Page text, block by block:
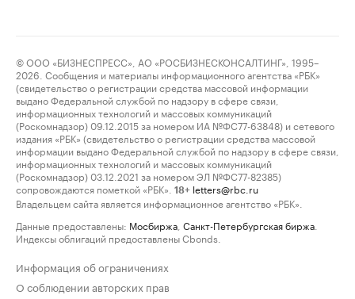
© ООО «БИЗНЕСПРЕСС», АО «РОСБИЗНЕСКОНСАЛТИНГ», 1995–
2026. Сообщения и материалы информационного агентства «РБК»
(свидетельство о регистрации средства массовой информации
выдано Федеральной службой по надзору в сфере связи,
информационных технологий и массовых коммуникаций
(Роскомнадзор) 09.12.2015 за номером ИА №ФС77-63848) и сетевого
издания «РБК» (свидетельство о регистрации средства массовой
информации выдано Федеральной службой по надзору в сфере связи,
информационных технологий и массовых коммуникаций
(Роскомнадзор) 03.12.2021 за номером ЭЛ №ФС77-82385)
сопровождаются пометкой «РБК».
18+ letters@rbc.ru
Владельцем сайта является информационное агентство «РБК».
Данные предоставлены: Мосбиржа Санкт-Петербургская биржа
Индексы облигаций предоставлены Cbonds.
Информация об ограничениях
О соблюдении авторских прав